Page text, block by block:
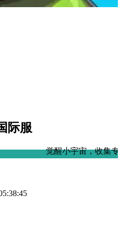
际服
，收集专属于自己的小姐姐！